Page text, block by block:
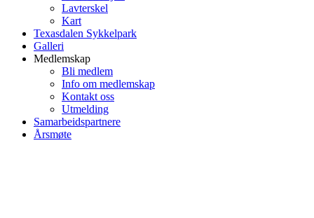
Lavterskel
Kart
Texasdalen Sykkelpark
Galleri
Medlemskap
Bli medlem
Info om medlemskap
Kontakt oss
Utmelding
Samarbeidspartnere
Årsmøte